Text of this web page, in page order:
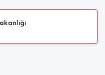
6 kişilik konaklama
ve arkadaş grupları için